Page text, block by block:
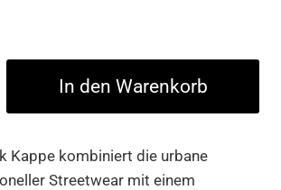
In den Warenkorb
Kappe kombiniert die urbane
Streetwear mit einem